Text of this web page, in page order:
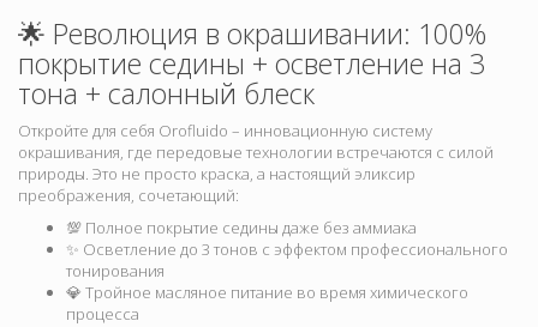
🌟 Революция в окрашивании: 100%
покрытие седины + осветление на 3
тона + салонный блеск
Откройте для себя Orofluido – инновационную систему
окрашивания, где передовые технологии встречаются с силой
природы. Это не просто краска, а настоящий эликсир
преображения, сочетающий:
💯 Полное покрытие седины даже без аммиака
✨ Осветление до 3 тонов с эффектом профессионального
тонирования
💎 Тройное масляное питание во время химического
процесса